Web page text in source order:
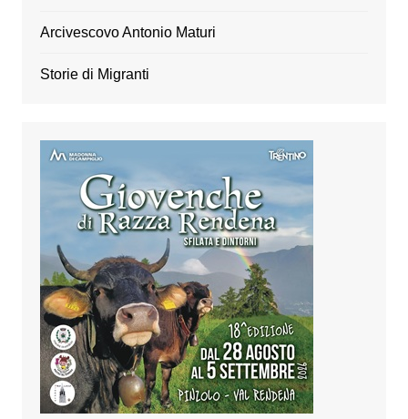
Arcivescovo Antonio Maturi
Storie di Migranti